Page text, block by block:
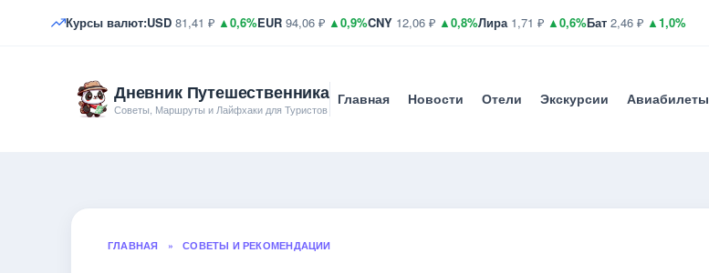
Курсы валют:USD 81,41 ₽ ▲0,6%EUR 94,06 ₽ ▲0,9%CNY 12,06 ₽ ▲0,8%Лира1,71 ₽ ▲0,6%Бат 2,46 ₽ ▲1,0%
Дневник Путешественника
Советы, Маршруты и Лайфхаки для Туристов
Главная Новости Отели Экскурсии Авиабилеты
ГЛАВНАЯ » СОВЕТЫ И РЕКОМЕНДАЦИИ